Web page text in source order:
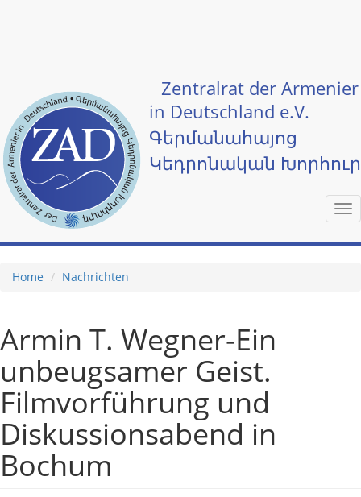
Zentralrat der Armenier
in Deutschland e.V.
Գերմանահայոց
Կեդրոնական
Home Nachrichten
Armin T. Wegner-Ein
unbeugsamer Geist.
Filmvorführung und
Diskussionsabend in
Bochum